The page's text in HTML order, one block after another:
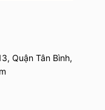
Quận Tân Bình,